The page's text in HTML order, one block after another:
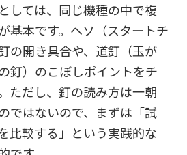
しては、同じ機種の中で複
基本です。ヘソ（スタートチ
の開き具合や、道釘（玉が
釘）のこぼしポイントをチ
ただし、釘の読み方は一朝
ではないので、まずは「試
比較する」という実践的な